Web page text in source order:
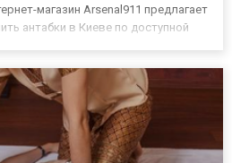
магазин Arsenal911 предлагает
антабки в Киеве по доступной